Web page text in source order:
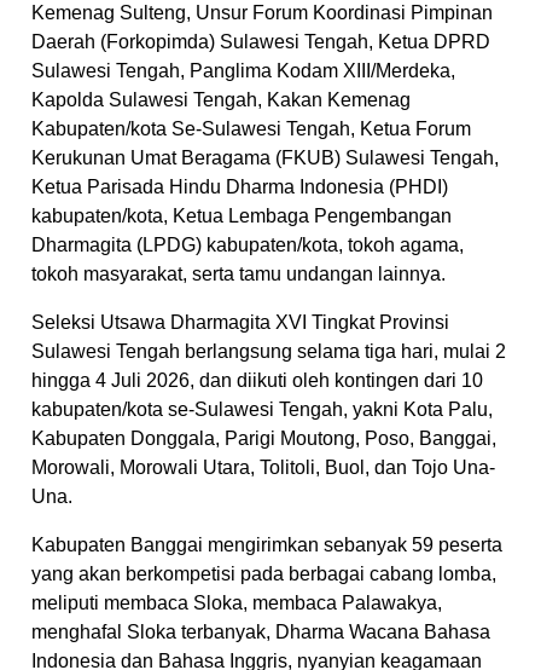
Kemenag Sulteng, Unsur Forum Koordinasi Pimpinan
Daerah (Forkopimda) Sulawesi Tengah, Ketua DPRD
Sulawesi Tengah, Panglima Kodam XIII/Merdeka,
Kapolda Sulawesi Tengah, Kakan Kemenag
Kabupaten/kota Se-Sulawesi Tengah, Ketua Forum
Kerukunan Umat Beragama (FKUB) Sulawesi Tengah,
Ketua Parisada Hindu Dharma Indonesia (PHDI)
kabupaten/kota, Ketua Lembaga Pengembangan
Dharmagita (LPDG) kabupaten/kota, tokoh agama,
tokoh masyarakat, serta tamu undangan lainnya.
Seleksi Utsawa Dharmagita XVI Tingkat Provinsi
Sulawesi Tengah berlangsung selama tiga hari, mulai 2
hingga 4 Juli 2026, dan diikuti oleh kontingen dari 10
kabupaten/kota se-Sulawesi Tengah, yakni Kota Palu,
Kabupaten Donggala, Parigi Moutong, Poso, Banggai,
Morowali, Morowali Utara, Tolitoli, Buol, dan Tojo Una-
Una.
Kabupaten Banggai mengirimkan sebanyak 59 peserta
yang akan berkompetisi pada berbagai cabang lomba,
meliputi membaca Sloka, membaca Palawakya,
menghafal Sloka terbanyak, Dharma Wacana Bahasa
Indonesia dan Bahasa Inggris, nyanyian keagamaan